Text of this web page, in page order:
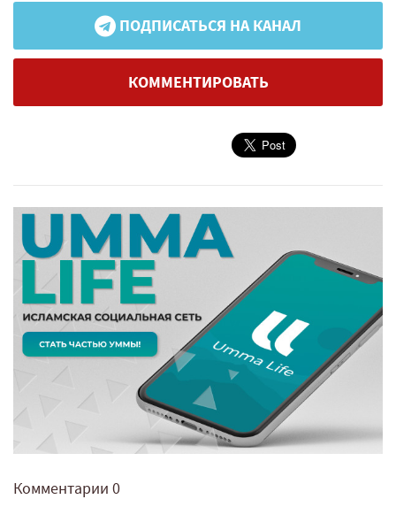
ПОДПИСАТЬСЯ НА КАНАЛ
КОММЕНТИРОВАТЬ
Комментарии 0